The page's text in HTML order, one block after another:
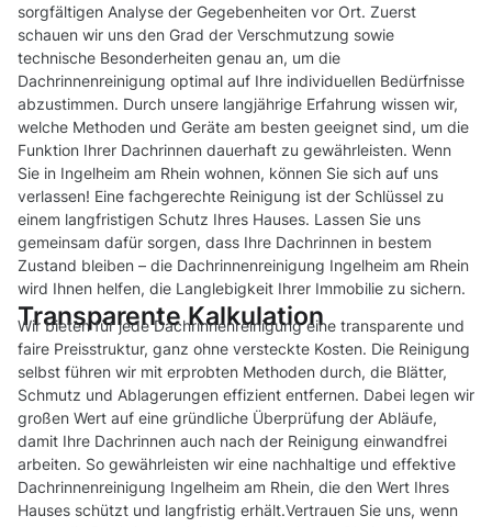
sorgfältigen Analyse der Gegebenheiten vor Ort. Zuerst
schauen wir uns den Grad der Verschmutzung sowie
technische Besonderheiten genau an, um die
Dachrinnenreinigung optimal auf Ihre individuellen Bedürfnisse
abzustimmen. Durch unsere langjährige Erfahrung wissen wir,
welche Methoden und Geräte am besten geeignet sind, um die
Funktion Ihrer Dachrinnen dauerhaft zu gewährleisten. Wenn
Sie in Ingelheim am Rhein wohnen, können Sie sich auf uns
verlassen! Eine fachgerechte Reinigung ist der Schlüssel zu
einem langfristigen Schutz Ihres Hauses. Lassen Sie uns
gemeinsam dafür sorgen, dass Ihre Dachrinnen in bestem
Zustand bleiben – die Dachrinnenreinigung Ingelheim am Rhein
wird Ihnen helfen, die Langlebigkeit Ihrer Immobilie zu sichern.
Transparente Kalkulation
Wir bieten für jede Dachrinnenreinigung eine transparente und
faire Preisstruktur, ganz ohne versteckte Kosten. Die Reinigung
selbst führen wir mit erprobten Methoden durch, die Blätter,
Schmutz und Ablagerungen effizient entfernen. Dabei legen wir
großen Wert auf eine gründliche Überprüfung der Abläufe,
damit Ihre Dachrinnen auch nach der Reinigung einwandfrei
arbeiten. So gewährleisten wir eine nachhaltige und effektive
Dachrinnenreinigung Ingelheim am Rhein, die den Wert Ihres
Hauses schützt und langfristig erhält.Vertrauen Sie uns, wenn